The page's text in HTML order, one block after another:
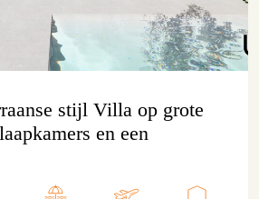
stijl Villa op grote
en een